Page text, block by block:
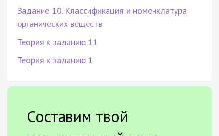
Задание 10. Классификация и номенклатура
органических веществ
Теория к заданию 11
Теория к заданию 1
Составим твой